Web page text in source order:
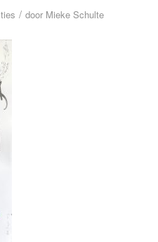
/ door Mieke Schulte